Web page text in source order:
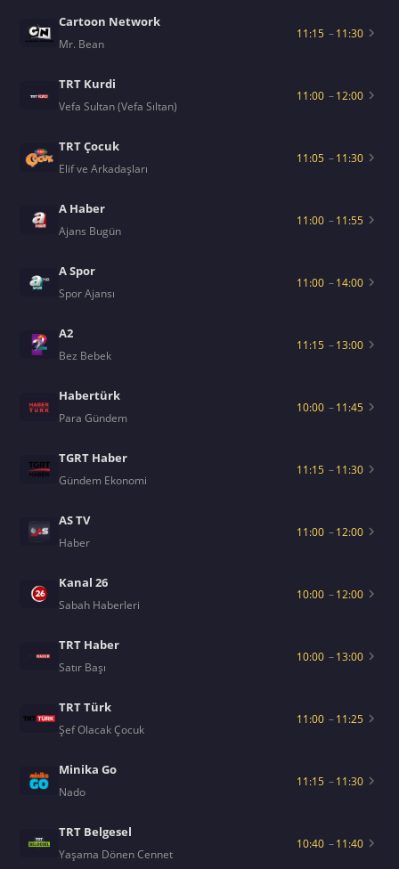
Cartoon Network
Mr. Bean
11:15 – 11:30
TRT Kurdi
Vefa Sultan (Vefa Sıltan)
11:00 – 12:00
TRT Çocuk
Elif ve Arkadaşları
11:05 – 11:30
A Haber
Ajans Bugün
11:00 – 11:55
A Spor
Spor Ajansı
11:00 – 14:00
A2
Bez Bebek
11:15 – 13:00
Habertürk
Para Gündem
10:00 – 11:45
TGRT Haber
Gündem Ekonomi
11:15 – 11:30
AS TV
Haber
11:00 – 12:00
Kanal 26
Sabah Haberleri
10:00 – 12:00
TRT Haber
Satır Başı
10:00 – 13:00
TRT Türk
Şef Olacak Çocuk
11:00 – 11:25
Minika Go
Nado
11:15 – 11:30
TRT Belgesel
Yaşama Dönen Cennet
10:40 – 11:40